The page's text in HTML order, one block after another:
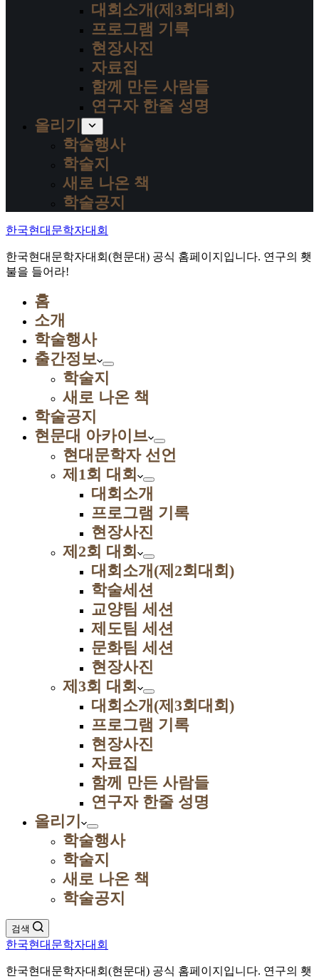
대회소개(제3회대회)
프로그램 기록
현장사진
자료집
함께 만든 사람들
연구자 한줄 성명
올리기
학술행사
학술지
새로 나온 책
학술공지
한국현대문학자대회
한국현대문학자대회(현문대) 공식 홈페이지입니다. 연구의 횃
불을 들어라!
홈
소개
학술행사
출간정보
학술지
새로 나온 책
학술공지
현문대 아카이브
현대문학자 선언
제1회 대회
대회소개
프로그램 기록
현장사진
제2회 대회
대회소개(제2회대회)
학술세션
교양팀 세션
제도팀 세션
문화팀 세션
현장사진
제3회 대회
대회소개(제3회대회)
프로그램 기록
현장사진
자료집
함께 만든 사람들
연구자 한줄 성명
올리기
학술행사
학술지
새로 나온 책
학술공지
검색
한국현대문학자대회
한국현대문학자대회(현문대) 공식 홈페이지입니다. 연구의 횃